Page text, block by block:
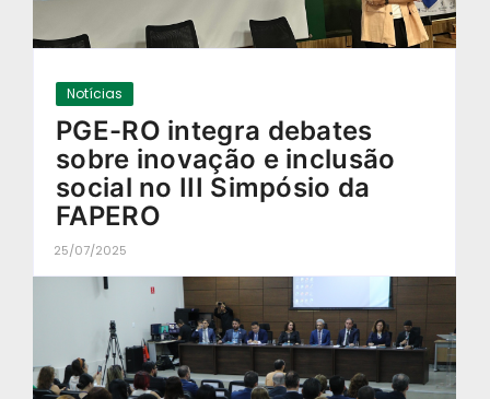
Notícias
PGE-RO integra debates
sobre inovação e inclusão
social no III Simpósio da
FAPERO
25/07/2025